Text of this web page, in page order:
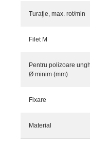
Turaţie, max. rot/min
Filet M
Pentru polizoare
Ø minim (mm)
Fixare
Material